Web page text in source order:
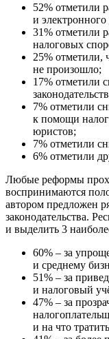
52% отметили
и
31% отметили
налоговых
25% отметили,
не произошло;
17% отметили
7% отметили
к помощи
юристов;
7% отметили
6% отметили
Любые реформы
воспринимаются
автором предложен
законодательства.
и выделить 3
60% – за
и среднему
51% – за
и налоговый
47% – за
и на что